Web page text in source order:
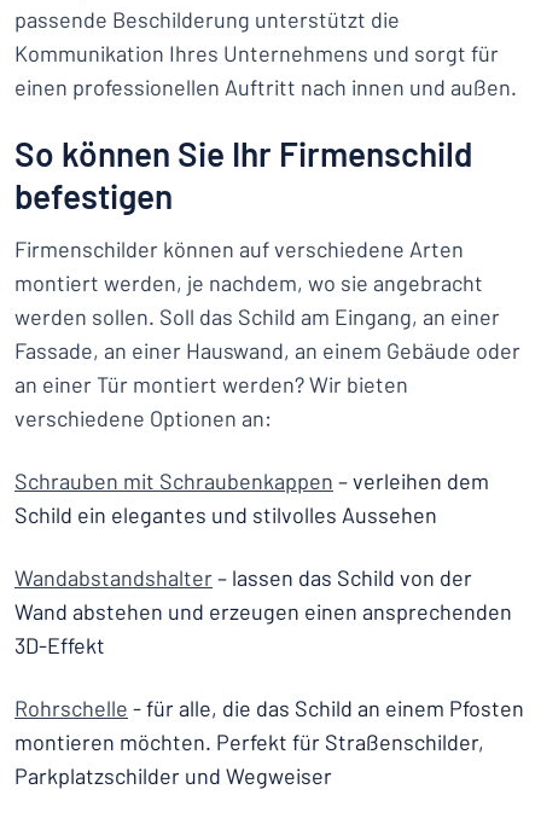
passende Beschilderung unterstützt die
Kommunikation Ihres Unternehmens und sorgt für
einen professionellen Auftritt nach innen und außen.
So können Sie Ihr Firmenschild
befestigen
Firmenschilder können auf verschiedene Arten
montiert werden, je nachdem, wo sie angebracht
werden sollen. Soll das Schild am Eingang, an einer
Fassade, an einer Hauswand, an einem Gebäude oder
an einer Tür montiert werden? Wir bieten
verschiedene Optionen an:
Schrauben mit Schraubenkappen – verleihen dem
Schild ein elegantes und stilvolles Aussehen
Wandabstandshalter– lassen das Schild von der
Wand abstehen und erzeugen einen ansprechenden
3D-Effekt
Rohrschelle - für alle, die das Schild an einem Pfosten
montieren möchten. Perfekt für Straßenschilder,
Parkplatzschilder und Wegweiser